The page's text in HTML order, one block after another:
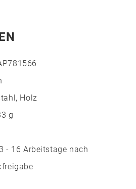
Holz
g
- 16 Arbeitstage nach